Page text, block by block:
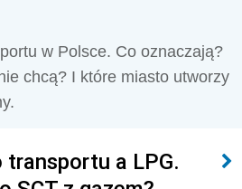
w Polsce. Co oznaczają?
chcą? I które miasto utworzy
a LPG.